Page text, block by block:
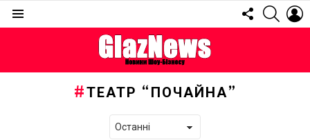
FOLLOW
US
ТЕАТР “ПОЧАЙНА”